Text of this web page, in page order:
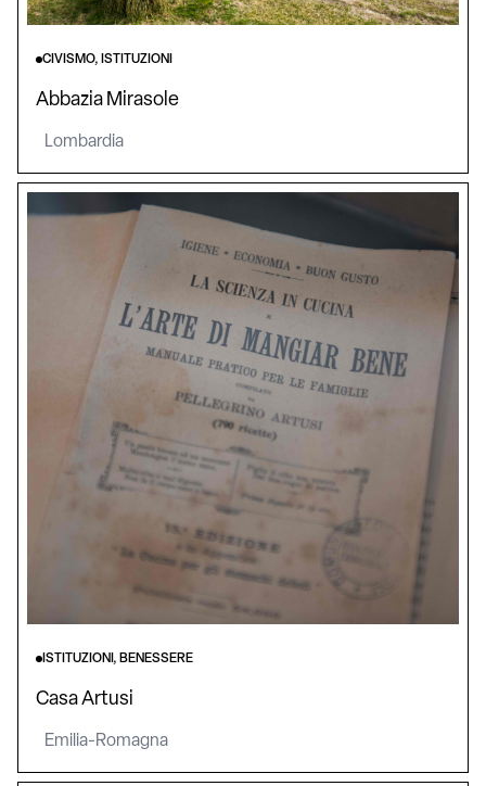
CIVISMO, ISTITUZIONI
Abbazia Mirasole
Lombardia
ISTITUZIONI, BENESSERE
Casa Artusi
Emilia-Romagna